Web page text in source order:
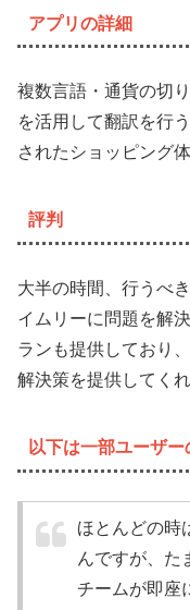
アプリの詳細
複数言語・通貨の切
を活用して翻訳を行
されたショッピング
評判
大半の時間、行うべ
イムリーに問題を解
ランも提供しており
解決策を提供してく
以下は一部ユーザー
ほとんどの時
んですが、た
チームが即座